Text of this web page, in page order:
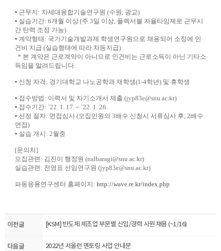
▪ 근무지: 차세대융합기술연구원 (수원, 광교)
▪ 실습기간: 6개월 이상 (주 3일 이상, 플렉서블 자율타임제로 근무시
간 탄력 조정 가능)
▪ 계약형태: 국가기술개발과제 학생연구원으로 채용되어 소정에 인
건비 지급 (실습형태에 따라 차등지급)
* 본 계약은 근로계약이 아니므로 인건비는 근로소득이 아닌 기타소
득임을 알려드립니다.
▪ 신청 자격: 경기대학교 나노공학과 재학생(1-4학년) 및 휴학생
▪ 접수방법: 이력서 및 자기소개서 제출 (jyp83e@snu.ac.kr)
▪ 접수기간: `22. 1. 17. ~ `22. 1. 26.
▪ 선정 절차: 면접심사 (모집인원의 3배수 신청시 서류심사 후, 2배수
면접)
▪ 실습 개시: 2월중
[문의처]
모집관련: 김진이 행정원 (nalbaragi@snu.ac.kr)
실습관련: 전영표 선임연구원 (jyp83e@snu.ac.kr)
파동응용연구센터 홈페이지: http://wave.re.kr/index.php
이전글 [KSM] 반도체 제조업 부문별 신입/경력 사원 채용 (~1/16)
다음글 2022년 서울런 멘토링 사업 안내문